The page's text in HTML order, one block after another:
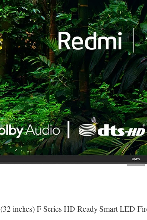
inches) F Series HD Ready Smart LED